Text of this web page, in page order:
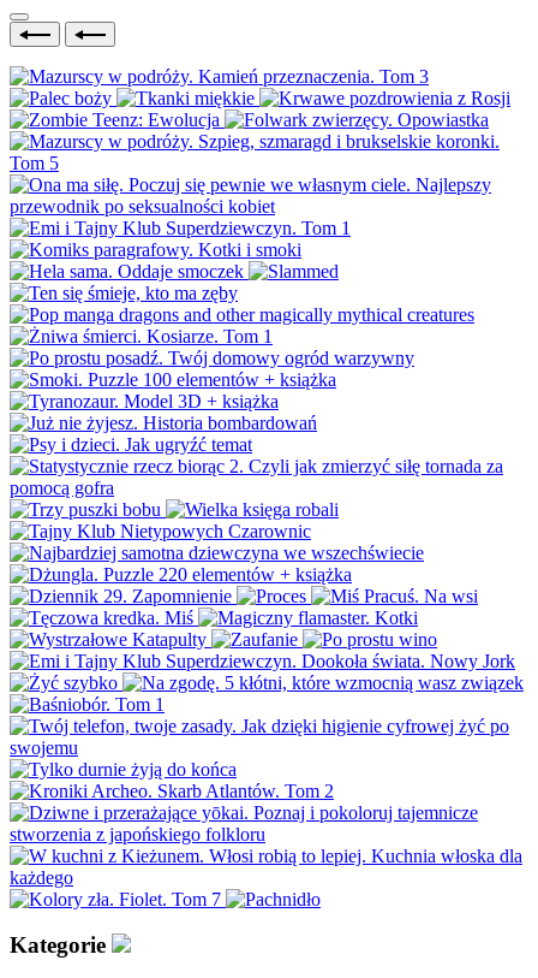
Kategorie